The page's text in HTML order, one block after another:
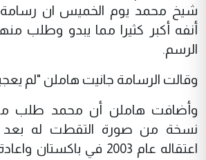
شيخ محمد يوم الخميس ان
أنفه أكبر كثيرا مما يبدو وطلب
الرسم.
وقالت الرسامة جانيت هاملن "لم
وأضافت هاملن أن محمد طلب
نسخة من صورة التقطت له
اعتقاله عام 2003 في